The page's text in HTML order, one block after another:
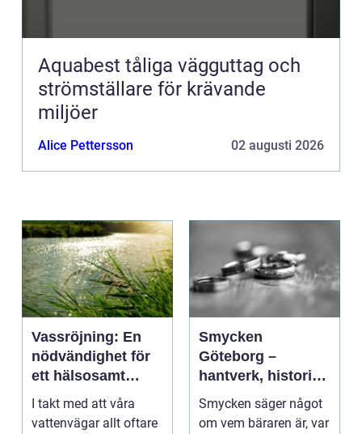
Aquabest tåliga vägguttag och
strömställare för krävande
miljöer
Alice Pettersson 02 augusti 2026
Vassröjning: En
nödvändighet för
ett hälsosamt
vattenlandskap
I takt med att våra
vattenvägar allt oftare
Smycken
Göteborg –
hantverk, historia
och personligt
uttryck
Smycken säger något
om vem bäraren är, var